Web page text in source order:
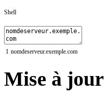
Shell
1 nomdeserveur.exemple.com
Mise à